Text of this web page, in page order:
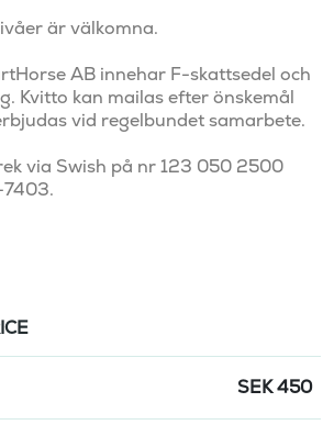
är välkomna.
AB innehar F-skattsedel och
Kvitto kan mailas efter önskemål
vid regelbundet samarbete.
via Swish på nr 123 050 2500
7403.
SEK450